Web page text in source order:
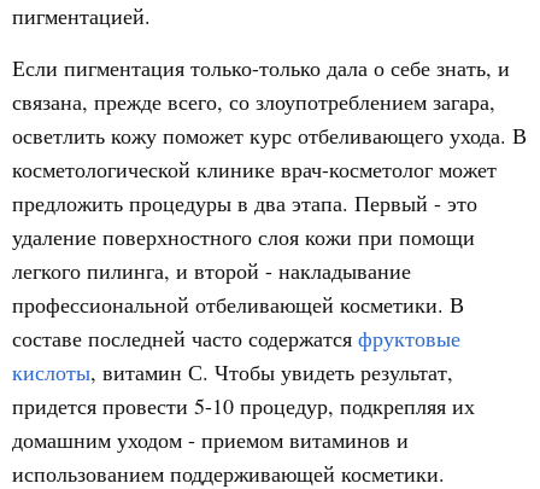
пигментацией.
Если пигментация только-только дала о себе знать, и
связана, прежде всего, со злоупотреблением загара,
осветлить кожу поможет курс отбеливающего ухода. В
косметологической клинике врач-косметолог может
предложить процедуры в два этапа. Первый - это
удаление поверхностного слоя кожи при помощи
легкого пилинга, и второй - накладывание
профессиональной отбеливающей косметики. В
составе последней часто содержатся фруктовые
кислоты, витамин С. Чтобы увидеть результат,
придется провести 5-10 процедур, подкрепляя их
домашним уходом - приемом витаминов и
использованием поддерживающей косметики.